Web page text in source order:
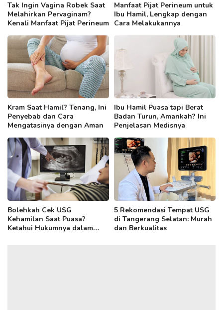
Tak Ingin Vagina Robek Saat
Melahirkan Pervaginam?
Kenali Manfaat Pijat Perineum
Manfaat Pijat Perineum untuk
Ibu Hamil, Lengkap dengan
Cara Melakukannya
Kram Saat Hamil? Tenang, Ini
Penyebab dan Cara
Mengatasinya dengan Aman
Ibu Hamil Puasa tapi Berat
Badan Turun, Amankah? Ini
Penjelasan Medisnya
Bolehkah Cek USG
Kehamilan Saat Puasa?
Ketahui Hukumnya dalam
5 Rekomendasi Tempat USG
di Tangerang Selatan: Murah
dan Berkualitas